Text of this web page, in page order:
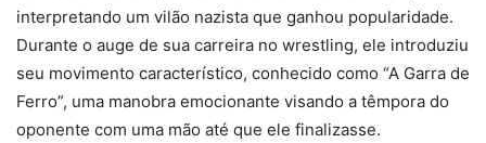
interpretando um vilão nazista que ganhou popularidade.
Durante o auge de sua carreira no wrestling, ele introduziu
seu movimento característico, conhecido como “A Garra de
Ferro”, uma manobra emocionante visando a têmpora do
oponente com uma mão até que ele finalizasse.